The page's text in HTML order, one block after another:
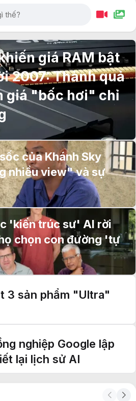
giá RAM bật
2007: Thành quả
giá "bốc hơi" chỉ
của Khánh Sky
nhiều view" và sự
'kiến trúc sư' AI rời
chọn con đường 'tự
3 sản phẩm "Ultra"
nghiệp Google lập
lại lịch sử AI